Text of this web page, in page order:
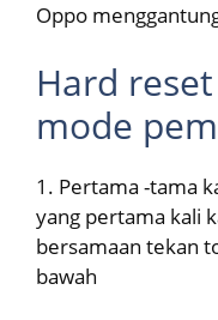
Oppo
Hard
mode
1. Pertama -tama
yang pertama kali
bersamaan tekan
bawah